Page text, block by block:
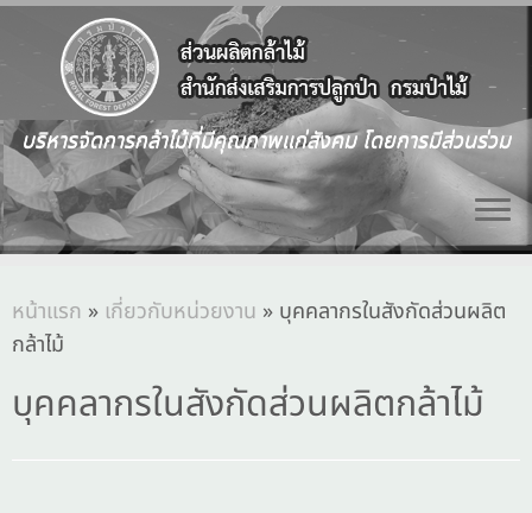
บริหารจัดการกล้าไม้ที่มีคุณภาพแก่สังคม โดยการมีส่วนร่วม
หน้าแรก » เกี่ยวกับหน่วยงาน » บุคคลากรในสังกัดส่วนผลิต
กล้าไม้
บุคคลากรในสังกัดส่วนผลิตกล้าไม้